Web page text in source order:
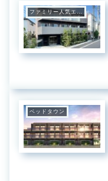
ベッドタウン